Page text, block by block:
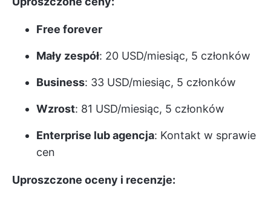
Free forever
Mały zespół: 20 USD/miesiąc, 5 członków
Business: 33 USD/miesiąc, 5 członków
Wzrost: 81 USD/miesiąc, 5 członków
Enterprise lub agencja: Kontakt w sprawie
cen
Uproszczone oceny i recenzje: